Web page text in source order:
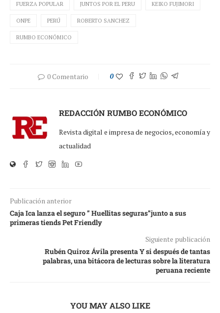
FUERZA POPULAR JUNTOS POR EL PERU KEIKO FUJIMORI
ONPE PERÚ ROBERTO SANCHEZ
RUMBO ECONÓMICO
0 Comentario 0
REDACCIÓN RUMBO ECONÓMICO
Revista digital e impresa de negocios, economía y
actualidad
Publicación anterior
Caja Ica lanza el seguro ” Huellitas seguras”junto a sus
primeras tiends Pet Friendly
Siguiente publicación
Rubén Quiroz Ávila presenta Y si después de tantas
palabras, una bitácora de lecturas sobre la literatura
peruana reciente
YOU MAY ALSO LIKE